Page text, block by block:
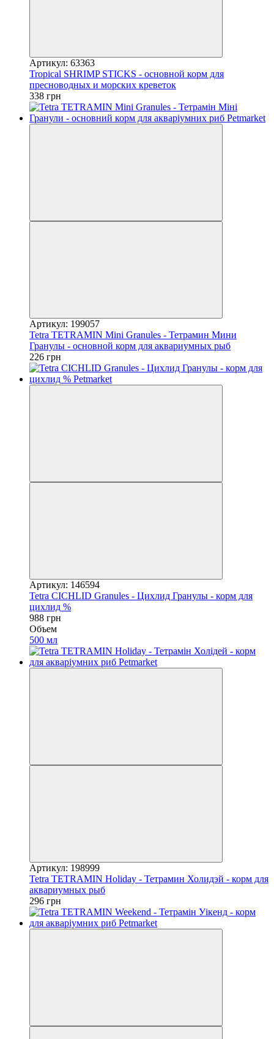
Артикул: 63363
Tropical SHRIMP STICKS - основной корм для
пресноводных и морских креветок
338 грн
Артикул: 199057
Tetra TETRAMIN Mini Granules - Тетрамин Мини
Гранулы - основной корм для аквариумных рыб
226 грн
Артикул: 146594
Tetra CICHLID Granules - Цихлид Гранулы - корм для
цихлид %
988 грн
Объем
500 мл
Артикул: 198999
Tetra TETRAMIN Holiday - Тетрамин Холидэй - корм для
аквариумных рыб
296 грн